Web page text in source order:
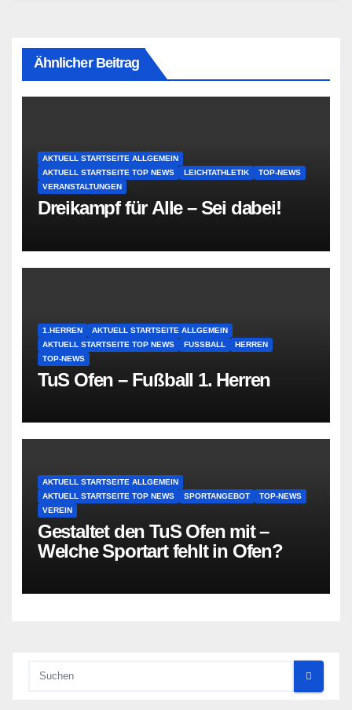
Ähnlicher Beitrag
AKTUELL STARTSEITE ALLGEMEIN
AKTUELL STARTSEITE TOP NEWS
LEICHTATHLETIK
TOP-NEWS
VERANSTALTUNGEN
Dreikampf für Alle – Sei dabei!
1.HERREN
AKTUELL STARTSEITE ALLGEMEIN
AKTUELL STARTSEITE TOP NEWS
FUSSBALL
HERREN
TOP-NEWS
TuS Ofen – Fußball 1. Herren
AKTUELL STARTSEITE ALLGEMEIN
AKTUELL STARTSEITE TOP NEWS
SPORTANGEBOT
TOP-NEWS
VEREIN
Gestaltet den TuS Ofen mit –
Welche Sportart fehlt in Ofen?